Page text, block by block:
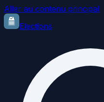
Aller au contenu principal
Elections